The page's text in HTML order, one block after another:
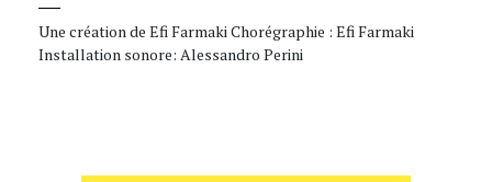
Une création de Efi Farmaki Chorégraphie : Efi Farmaki
Installation sonore: Alessandro Perini